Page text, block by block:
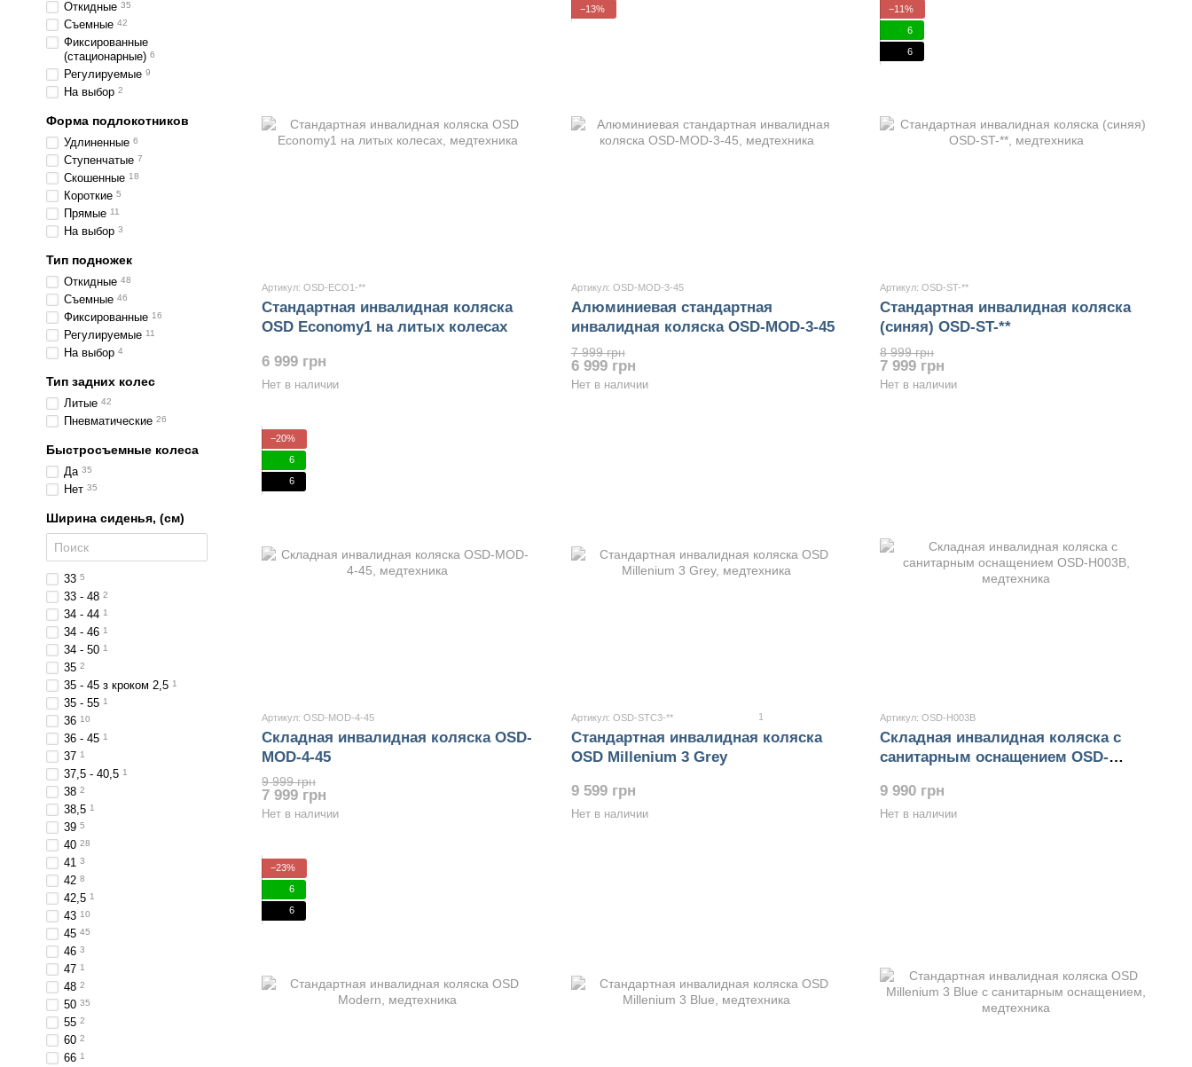
Артикул: OSD-ECO1-**
Стандартная инвалидная коляска
OSD Economy1 на литых колесах
6 999 грн
Нет в наличии
−13%
Артикул: OSD-MOD-3-45
Алюминиевая стандартная
инвалидная коляска OSD-MOD-3-45
7 999 грн
6 999 грн
Нет в наличии
−11%
6
6
Артикул: OSD-ST-**
Стандартная инвалидная коляска
(синяя) OSD-ST-**
8 999 грн
7 999 грн
Нет в наличии
−20%
6
6
Артикул: OSD-MOD-4-45
Складная инвалидная коляска OSD-
MOD-4-45
9 999 грн
7 999 грн
Нет в наличии
Артикул: OSD-STC3-** 1
Стандартная инвалидная коляска
OSD Millenium 3 Grey
9 599 грн
Нет в наличии
Артикул: OSD-H003B
Складная инвалидная коляска с
санитарным оснащением OSD-
9 990 грн
Нет в наличии
−23%
6
6
Откидные 35
Съемные 42
Фиксированные
(стационарные) 6
Регулируемые 9
На выбор 2
Форма подлокотников
Удлиненные 6
Ступенчатые 7
Скошенные 18
Короткие 5
Прямые 11
На выбор 3
Тип подножек
Откидные 48
Съемные 46
Фиксированные 16
Регулируемые 11
На выбор 4
Тип задних колес
Литые 42
Пневматические 26
Быстросъемные колеса
Да 35
Нет 35
Ширина сиденья, (см)
33 5
33 - 48 2
34 - 44 1
34 - 46 1
34 - 50 1
35 2
35 - 45 з кроком 2,5 1
35 - 55 1
36 10
36 - 45 1
37 1
37,5 - 40,5 1
38 2
38,5 1
39 5
40 28
41 3
42 8
42,5 1
43 10
45 45
46 3
47 1
48 2
50 35
55 2
60 2
66 1